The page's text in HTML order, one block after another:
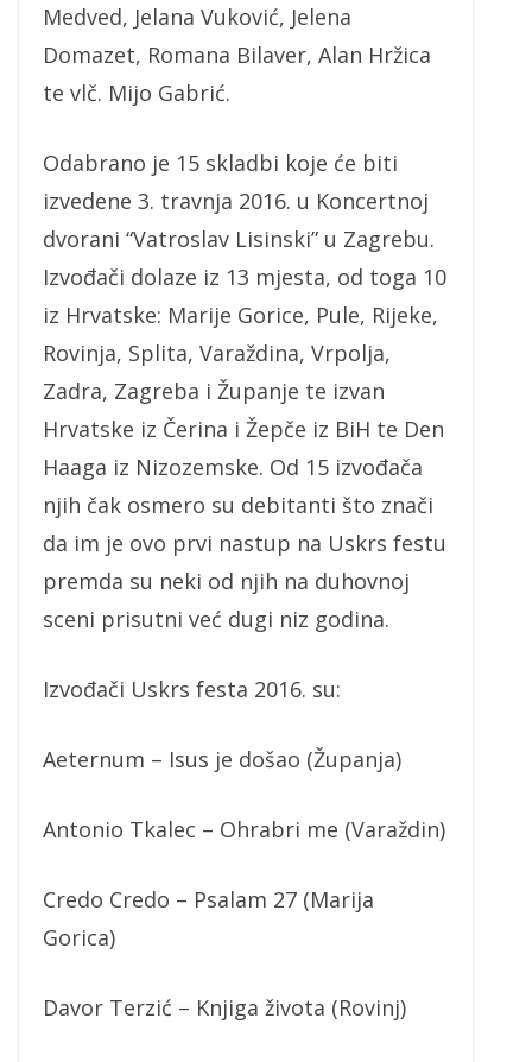
Medved, Jelana Vuković, Jelena
Domazet, Romana Bilaver, Alan Hržica
te vlč. Mijo Gabrić.
Odabrano je 15 skladbi koje će biti
izvedene 3. travnja 2016. u Koncertnoj
dvorani “Vatroslav Lisinski” u Zagrebu.
Izvođači dolaze iz 13 mjesta, od toga 10
iz Hrvatske: Marije Gorice, Pule, Rijeke,
Rovinja, Splita, Varaždina, Vrpolja,
Zadra, Zagreba i Županje te izvan
Hrvatske iz Čerina i Žepče iz BiH te Den
Haaga iz Nizozemske. Od 15 izvođača
njih čak osmero su debitanti što znači
da im je ovo prvi nastup na Uskrs festu
premda su neki od njih na duhovnoj
sceni prisutni već dugi niz godina.
Izvođači Uskrs festa 2016. su:
Aeternum – Isus je došao (Županja)
Antonio Tkalec – Ohrabri me (Varaždin)
Credo Credo – Psalam 27 (Marija
Gorica)
Davor Terzić – Knjiga života (Rovinj)